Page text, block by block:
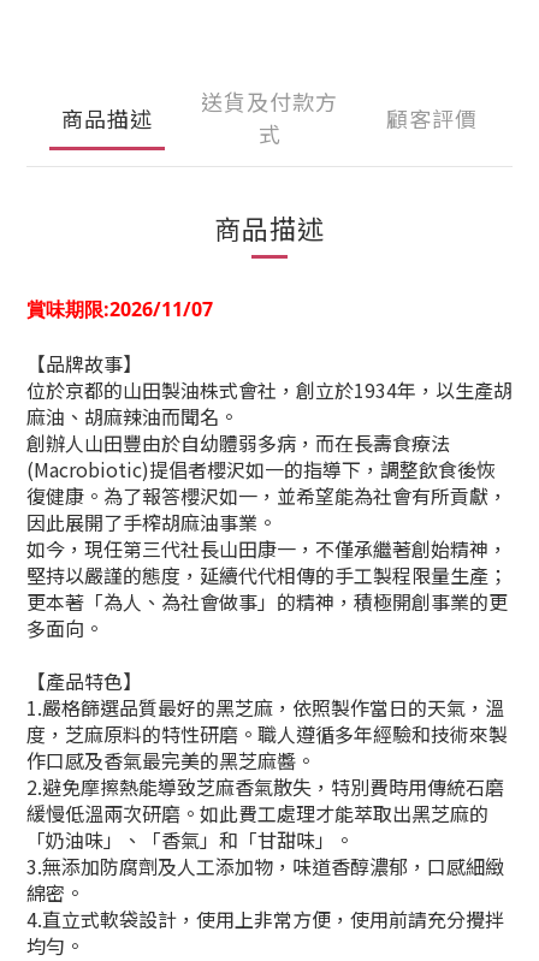
商品描述
送貨及付款方
式
顧客評價
商品描述
賞味期限:2026/11/07
【品牌故事】
位於京都的山田製油株式會社，創立於1934年，以生產胡
麻油、胡麻辣油而聞名。
創辦人山田豐由於自幼體弱多病，而在長壽食療法
(Macrobiotic)提倡者櫻沢如一的指導下，調整飲食後恢
復健康。為了報答櫻沢如一，並希望能為社會有所貢獻，
因此展開了手榨胡麻油事業。
如今，現任第三代社長山田康一，不僅承繼著創始精神，
堅持以嚴謹的態度，延續代代相傳的手工製程限量生產；
更本著「為人、為社會做事」的精神，積極開創事業的更
多面向。
【產品特色】
1.嚴格篩選品質最好的黑芝麻，依照製作當日的天氣，溫
度，芝麻原料的特性研磨。職人遵循多年經驗和技術來製
作口感及香氣最完美的黑芝麻醬。
2.避免摩擦熱能導致芝麻香氣散失，特別費時用傳統石磨
緩慢低溫兩次研磨。如此費工處理才能萃取出黑芝麻的
「奶油味」、「香氣」和「甘甜味」。
3.無添加防腐劑及人工添加物，味道香醇濃郁，口感細緻
綿密。
4.直立式軟袋設計，使用上非常方便，使用前請充分攪拌
均勻。